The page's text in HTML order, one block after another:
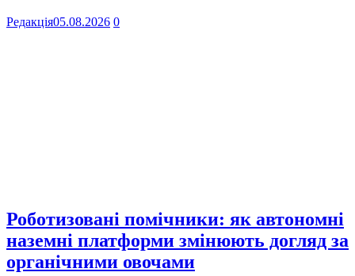
Редакція05.08.2026 0
Роботизовані помічники: як автономні
наземні платформи змінюють догляд за
органічними овочами